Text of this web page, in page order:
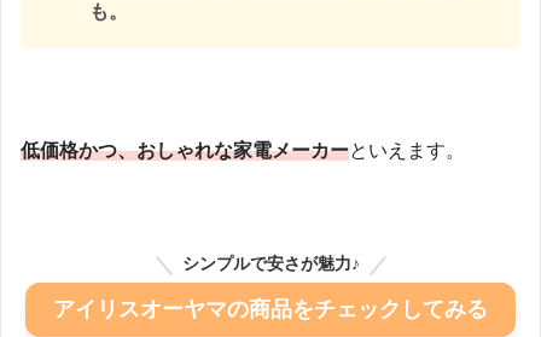
も。
低価格かつ、おしゃれな家電メーカーといえます。
シンプルで安さが魅力♪
アイリスオーヤマの商品をチェックしてみる